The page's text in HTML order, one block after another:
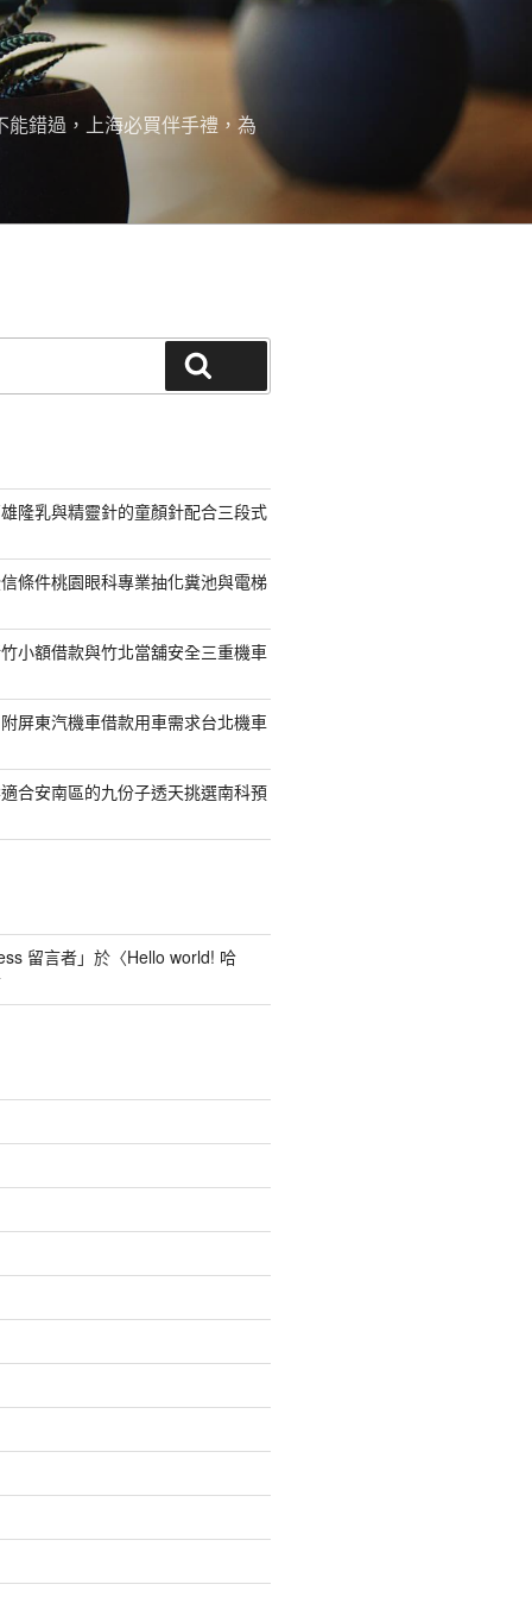
錯過，上海必買伴手禮，為
隆乳與精靈針的童顏針配合三段式
條件桃園眼科專業抽化糞池與電梯
小額借款與竹北當舖安全三重機車
屏東汽機車借款用車需求台北機車
合安南區的九份子透天挑選南科預
留言者」於〈Hello world! 哈